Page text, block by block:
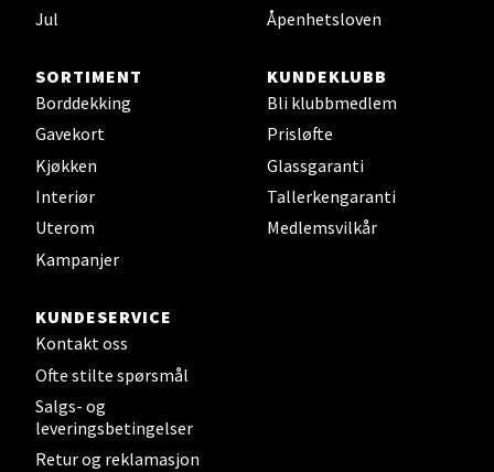
Jul
Åpenhetsloven
SORTIMENT
Borddekking
Gavekort
Kjøkken
Interiør
Uterom
Kampanjer
KUNDEKLUBB
Bli klubbmedlem
Prisløfte
Glassgaranti
Tallerkengaranti
Medlemsvilkår
KUNDESERVICE
Kontakt oss
Ofte stilte spørsmål
Salgs- og
leveringsbetingelser
Retur og reklamasjon
Vitaminveien 7 - 9, 0485 Oslo
Åpent i dag 10-21
0 i butikk
Lillehammer - Strandtorget
Strandtorget, 2609 Lillehammer
Åpent i dag 09-20
0 i butikk